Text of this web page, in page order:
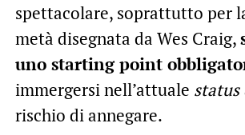
spettacolare, soprattutto per
metà disegnata da Wes Craig,
uno starting point
immergersi nell’attuale status
rischio di annegare.